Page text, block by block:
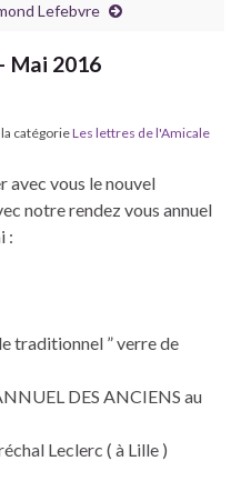
Lefebvre
Mai 2016
catégorieLes lettres de l'Amicale
avec vous le nouvel
notre rendez vous annuel
:
traditionnel ” verre de
DES ANCIENS au
Leclerc ( à Lille )